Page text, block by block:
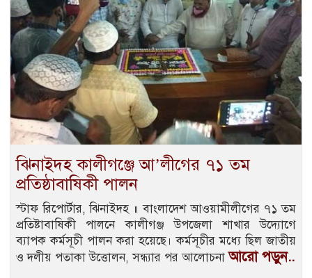
ঝিনাইদহ কালীগঞ্জে আ’লীগের ৭১ তম
প্রতিষ্ঠাবাষিকী পালন
স্টাফ রিপোর্টার, ঝিনাইদহ ॥ বাংলাদেশ আওয়ামীলীগের ৭১ তম
প্রতিষ্টাবাষিকী পালনে কালীগঞ্জ উপজেলা শাখার উদ্যোগে
ব্যাপক কর্মসূচী পালন করা হয়েছে। কর্মসূচীর মধ্যে ছিল জাতীয়
ও দলীয় পতাকা উত্তোলন, সন্ধ্যার পর আলোচনাআরো পড়ুন..